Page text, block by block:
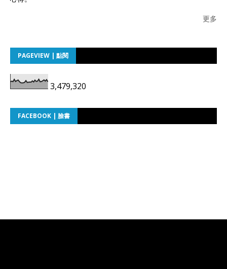
更多
PAGEVIEW | 點閱
3,479,320
FACEBOOK | 臉書